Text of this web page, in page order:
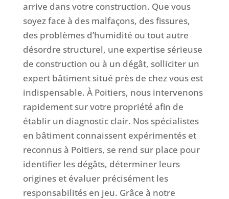
arrive dans votre construction. Que vous
soyez face à des malfaçons, des fissures,
des problèmes d’humidité ou tout autre
désordre structurel, une expertise sérieuse
de construction ou à un dégât, solliciter un
expert bâtiment situé près de chez vous est
indispensable. À Poitiers, nous intervenons
rapidement sur votre propriété afin de
établir un diagnostic clair. Nos spécialistes
en bâtiment connaissent expérimentés et
reconnus à Poitiers, se rend sur place pour
identifier les dégâts, déterminer leurs
origines et évaluer précisément les
responsabilités en jeu. Grâce à notre